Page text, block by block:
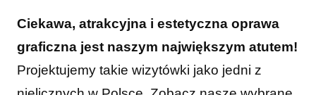
Ciekawa, atrakcyjna i estetyczna oprawa
graficzna jest naszym największym atutem!
Projektujemy takie wizytówki jako jedni z